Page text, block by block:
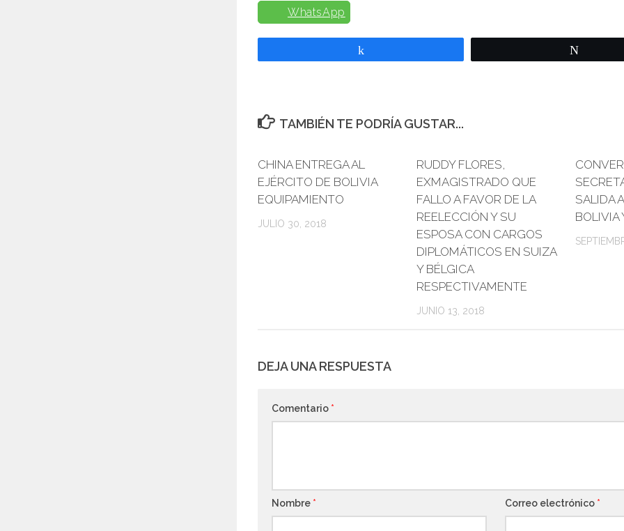
WhatsApp
TAMBIÉN TE PODRÍA GUSTAR...
CHINA ENTREGA AL
EJÉRCITO DE BOLIVIA
EQUIPAMIENTO
JULIO 30, 2018
RUDDY FLORES,
EXMAGISTRADO QUE
FALLO A FAVOR DE LA
REELECCIÓN Y SU
ESPOSA CON CARGOS
DIPLOMÁTICOS EN SUIZA
Y BÉLGICA
RESPECTIVAMENTE
JUNIO 13, 2018
SALIDA
BOLIVIA
DEJA UNA RESPUESTA
Comentario *
Nombre * Correo electrónico *